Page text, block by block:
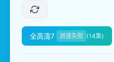
全高清7 测速失败 (14集)